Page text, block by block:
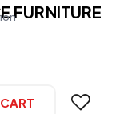
FURNITURE